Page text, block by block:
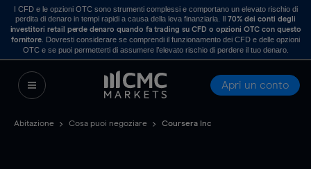
I CFD e le opzioni OTC sono strumenti complessi e comportano un elevato rischio di
perdita di denaro in tempi rapidi a causa della leva finanziaria. Il70% dei conti degli
investitori retail perde denaro quando fa trading su CFD o opzioni OTC con questo
fornitore . Dovresti considerare se comprendi il funzionamento dei CFD e delle opzioni
OTC e se puoi permetterti di assumere l’elevato rischio di perdere il tuo denaro.
Apri un conto
Abitazione Cosa puoi negoziare Coursera Inc